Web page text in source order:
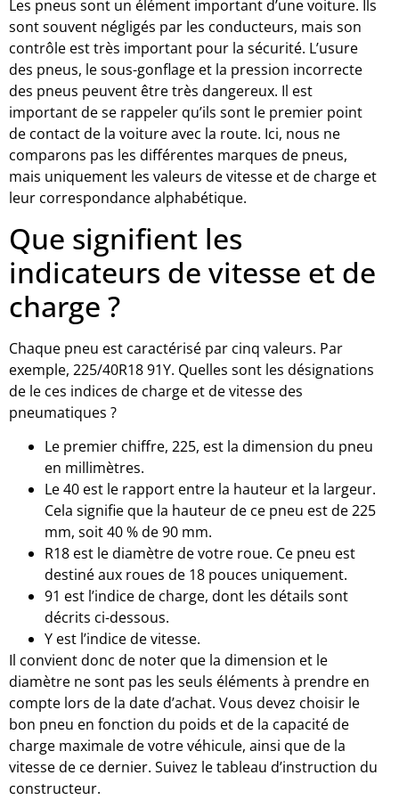
Les pneus sont un élément important d’une voiture. Ils
sont souvent négligés par les conducteurs, mais son
contrôle est très important pour la sécurité. L’usure
des pneus, le sous-gonflage et la pression incorrecte
des pneus peuvent être très dangereux. Il est
important de se rappeler qu’ils sont le premier point
de contact de la voiture avec la route. Ici, nous ne
comparons pas les différentes marques de pneus,
mais uniquement les valeurs de vitesse et de charge et
leur correspondance alphabétique.
Que signifient les
indicateurs de vitesse et de
charge ?
Chaque pneu est caractérisé par cinq valeurs. Par
exemple, 225/40R18 91Y. Quelles sont les désignations
de le ces indices de charge et de vitesse des
pneumatiques ?
Le premier chiffre, 225, est la dimension du pneu
en millimètres.
Le 40 est le rapport entre la hauteur et la largeur.
Cela signifie que la hauteur de ce pneu est de 225
mm, soit 40 % de 90 mm.
R18 est le diamètre de votre roue. Ce pneu est
destiné aux roues de 18 pouces uniquement.
91 est l’indice de charge, dont les détails sont
décrits ci-dessous.
Y est l’indice de vitesse.
Il convient donc de noter que la dimension et le
diamètre ne sont pas les seuls éléments à prendre en
compte lors de la date d’achat. Vous devez choisir le
bon pneu en fonction du poids et de la capacité de
charge maximale de votre véhicule, ainsi que de la
vitesse de ce dernier. Suivez le tableau d’instruction du
constructeur.